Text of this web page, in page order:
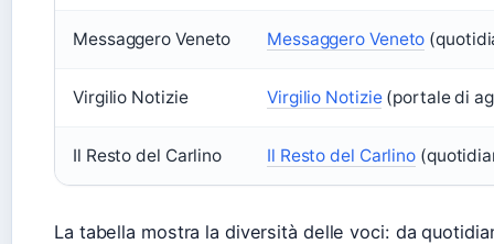
Messaggero Veneto Messaggero Veneto
Virgilio Notizie Virgilio Notizie(portale di
Il Resto del Carlino Il Resto del Carlino
La tabella mostra la diversità delle voci: da